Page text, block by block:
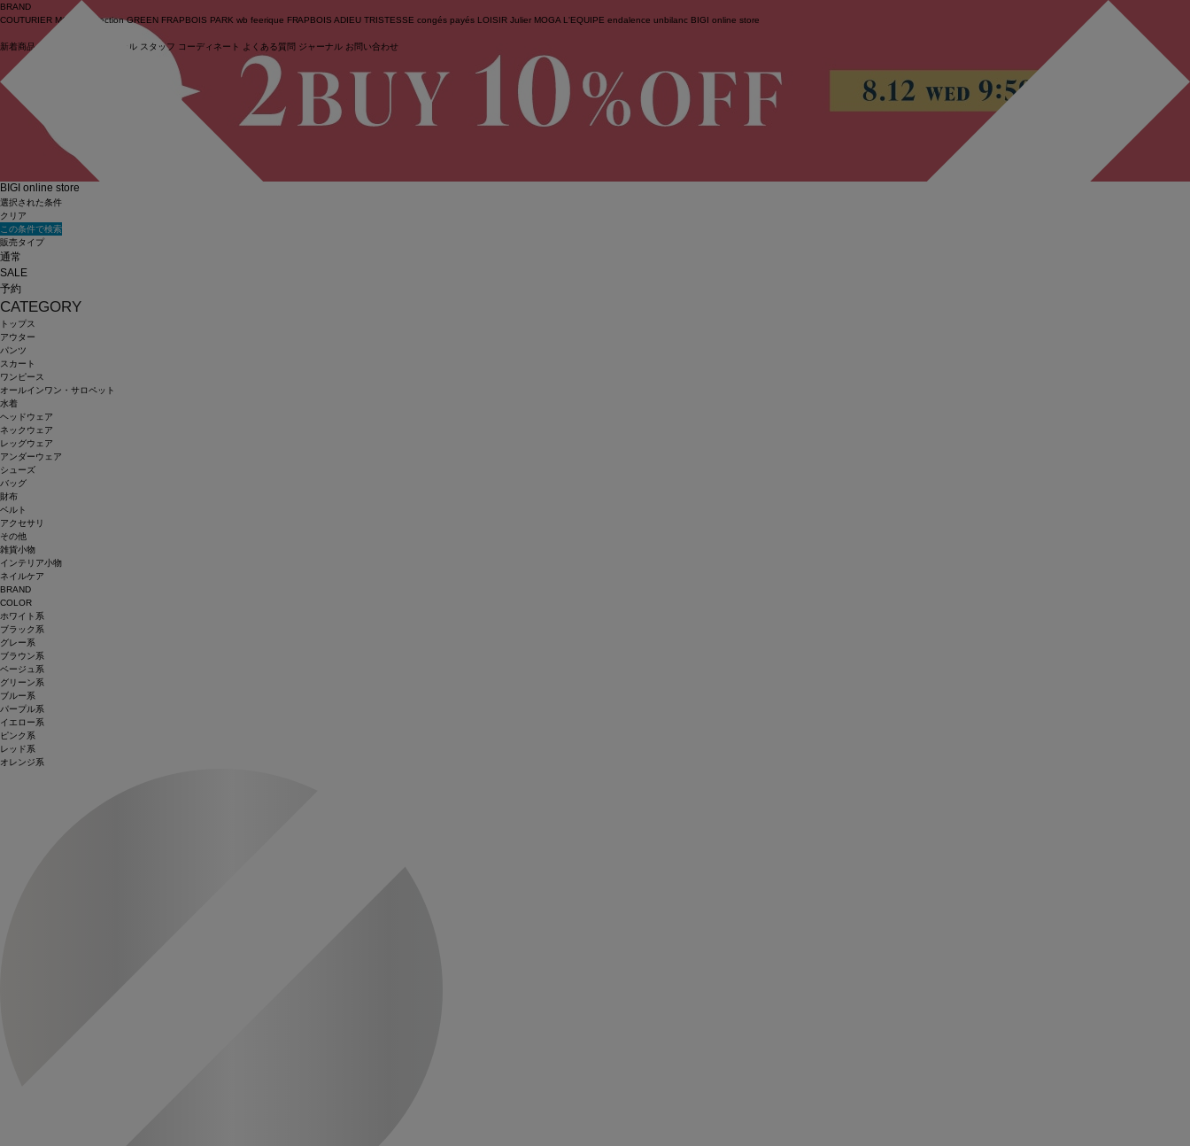
ログイン
BRAND
COUTURIER MOGA Collection GREEN FRAPBOIS PARK wb feerique FRAPBOIS ADIEU TRISTESSE congés payés LOISIR Julier MOGA L'EQUIPE endalence unbilanc BIGI online store
新着商品 (ライブ) セール スタッフ コーディネート よくある質問 ジャーナル お問い合わせ
BIGI online store
選択された条件
クリア
この条件で検索
販売タイプ
通常
SALE
予約
CATEGORY
トップス
アウター
パンツ
スカート
ワンピース
オールインワン・サロペット
水着
ヘッドウェア
ネックウェア
レッグウェア
アンダーウェア
シューズ
バッグ
財布
ベルト
アクセサリ
その他
雑貨小物
インテリア小物
ネイルケア
BRAND
COLOR
ホワイト系
ブラック系
グレー系
ブラウン系
ベージュ系
グリーン系
ブルー系
パープル系
イエロー系
ピンク系
レッド系
オレンジ系